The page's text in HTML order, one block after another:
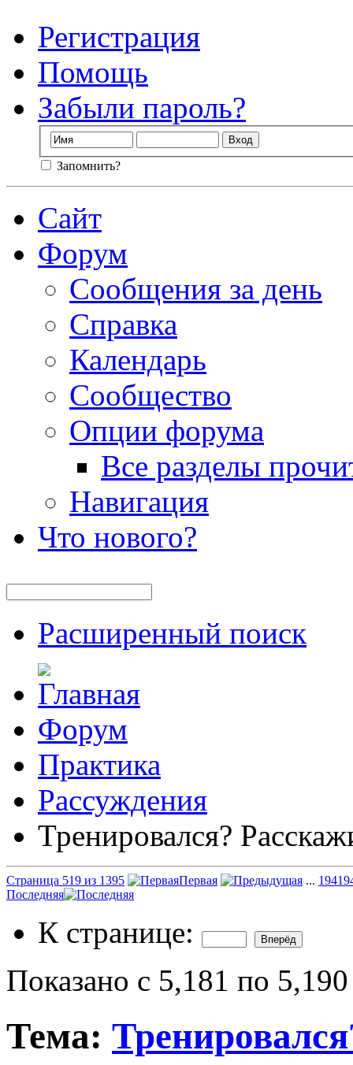
Регистрация
Помощь
Забыли пароль?
Запомнить?
Сайт
Форум
Сообщения за день
Справка
Календарь
Сообщество
Опции форума
Все разделы
Навигация
Что нового?
Расширенный поиск
Форум
Практика
Рассуждения
Тренировался?
Страница 519 из 1395 Первая ... 19419
Последняя
К странице:
Показано с 5,181 по
Тема: